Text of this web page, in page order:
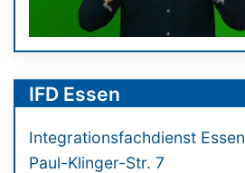
IFD Essen
Integrationsfachdienst Essen
Paul-Klinger-Str. 7